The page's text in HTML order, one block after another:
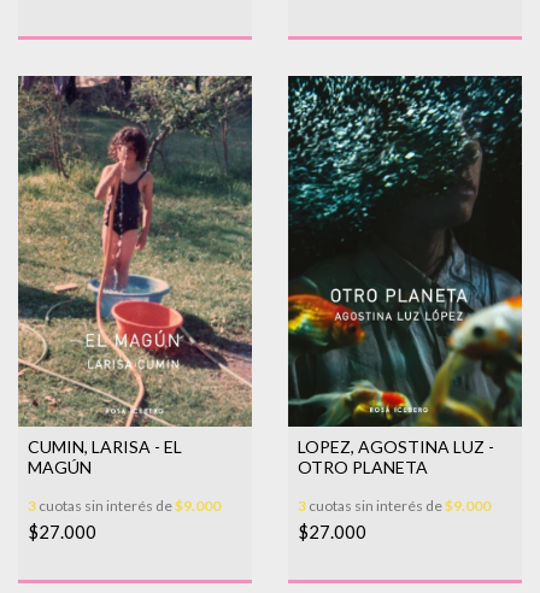
CUMIN, LARISA - EL
MAGÚN
3 cuotas sin interés de$9.000
$27.000
LOPEZ, AGOSTINA LUZ -
OTRO PLANETA
3 cuotas sin interés de$9.000
$27.000